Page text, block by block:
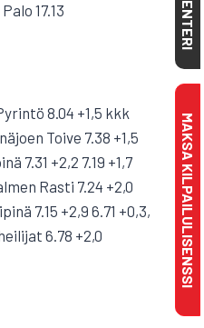
17.13
8.04 +1,5 kkk
Toive 7.38 +1,5
7.31 +2,2 7.19 +1,7
Rasti 7.24 +2,0
7.15 +2,9 6.71 +0,3,
6.78 +2,0
MAKSA KILPAILULISENSSI